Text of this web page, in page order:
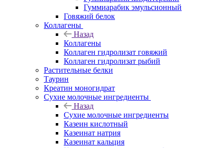
Гуммиарабик эмульсионный
Говяжий белок
Коллагены
Назад
Коллагены
Коллаген гидролизат говяжий
Коллаген гидролизат рыбий
Растительные белки
Таурин
Креатин моногидрат
Сухие молочные ингредиенты
Назад
Сухие молочные ингредиенты
Казеин кислотный
Казеинат натрия
Казеинат кальция